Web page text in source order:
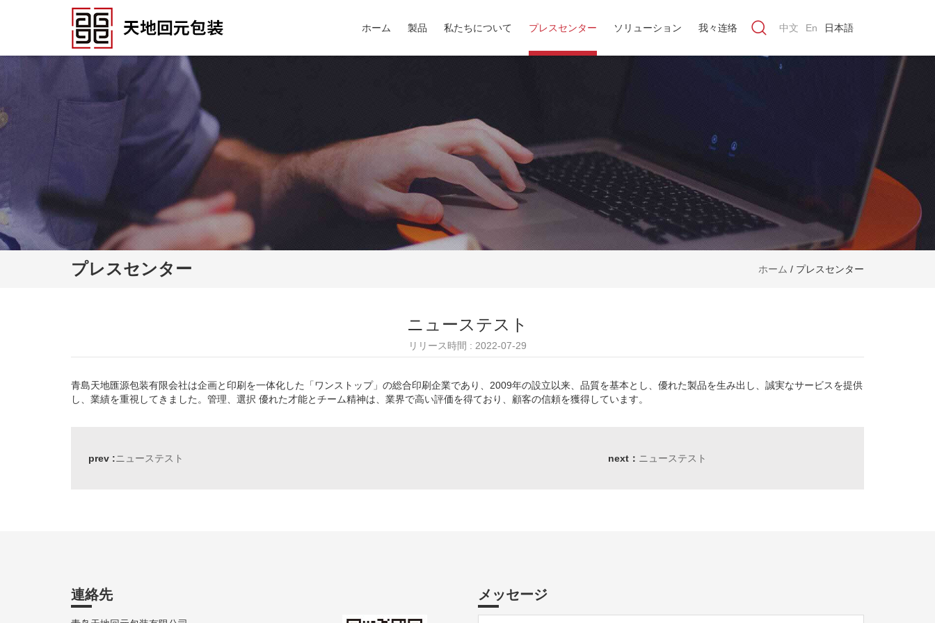
ホーム 製品 私たちについて プレスセンター ソリューション 我々连络 中文 En 日本語
プレスセンター ホーム / プレスセンター
ニューステスト
リリース時間 : 2022-07-29
青島天地匯源包装有限会社は企画と印刷を一体化した「ワンストップ」の総合印刷企業であり、2009年の設立以来、品質を基本とし、優れた製品を生み出し、誠実なサービスを提供
し、業績を重視してきました。管理、選択 優れた才能とチーム精神は、業界で高い評価を得ており、顧客の信頼を獲得しています。
prev : ニューステスト next： ニューステスト
連絡先 メッセージ